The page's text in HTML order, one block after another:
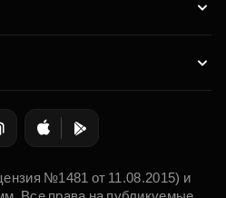
№1481 от 11.08.2015) и